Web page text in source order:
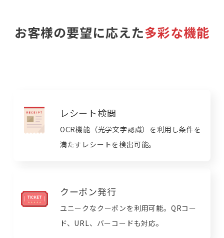
お客様の要望に応えた多彩な機能
レシート検閲
OCR機能（光学文字認識）を利用し条件を
満たすレシートを検出可能。
クーポン発行
ユニークなクーポンを利用可能。QRコー
ド、URL、バーコードも対応。